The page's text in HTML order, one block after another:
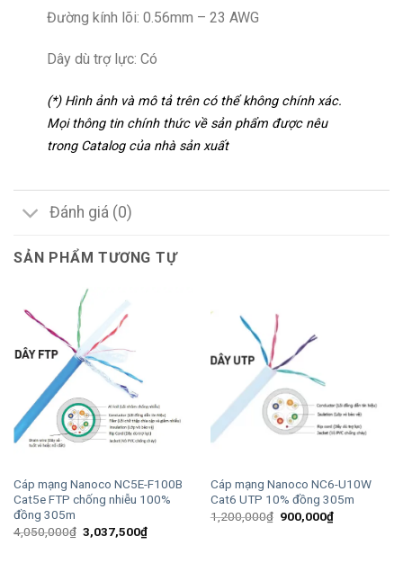
Đường kính lõi: 0.56mm – 23 AWG
Dây dù trợ lực: Có
(*) Hình ảnh và mô tả trên có thể không chính xác.
Mọi thông tin chính thức về sản phẩm được nêu
trong Catalog của nhà sản xuất
Đánh giá (0)
SẢN PHẨM TƯƠNG TỰ
Cáp mạng Nanoco NC5E-F100B
Cat5e FTP chống nhiễu 100%
đồng 305m
4,050,000₫ Giá
gốc
3,037,500₫Giá
hiện
Cáp mạng Nanoco NC6-U10W
Cat6 UTP 10% đồng 305m
1,200,000₫ Giá
900,000₫Giá
hiện